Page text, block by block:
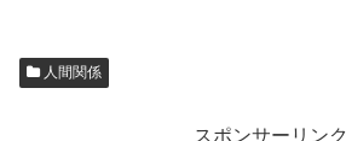
人間関係
スポンサーリンク